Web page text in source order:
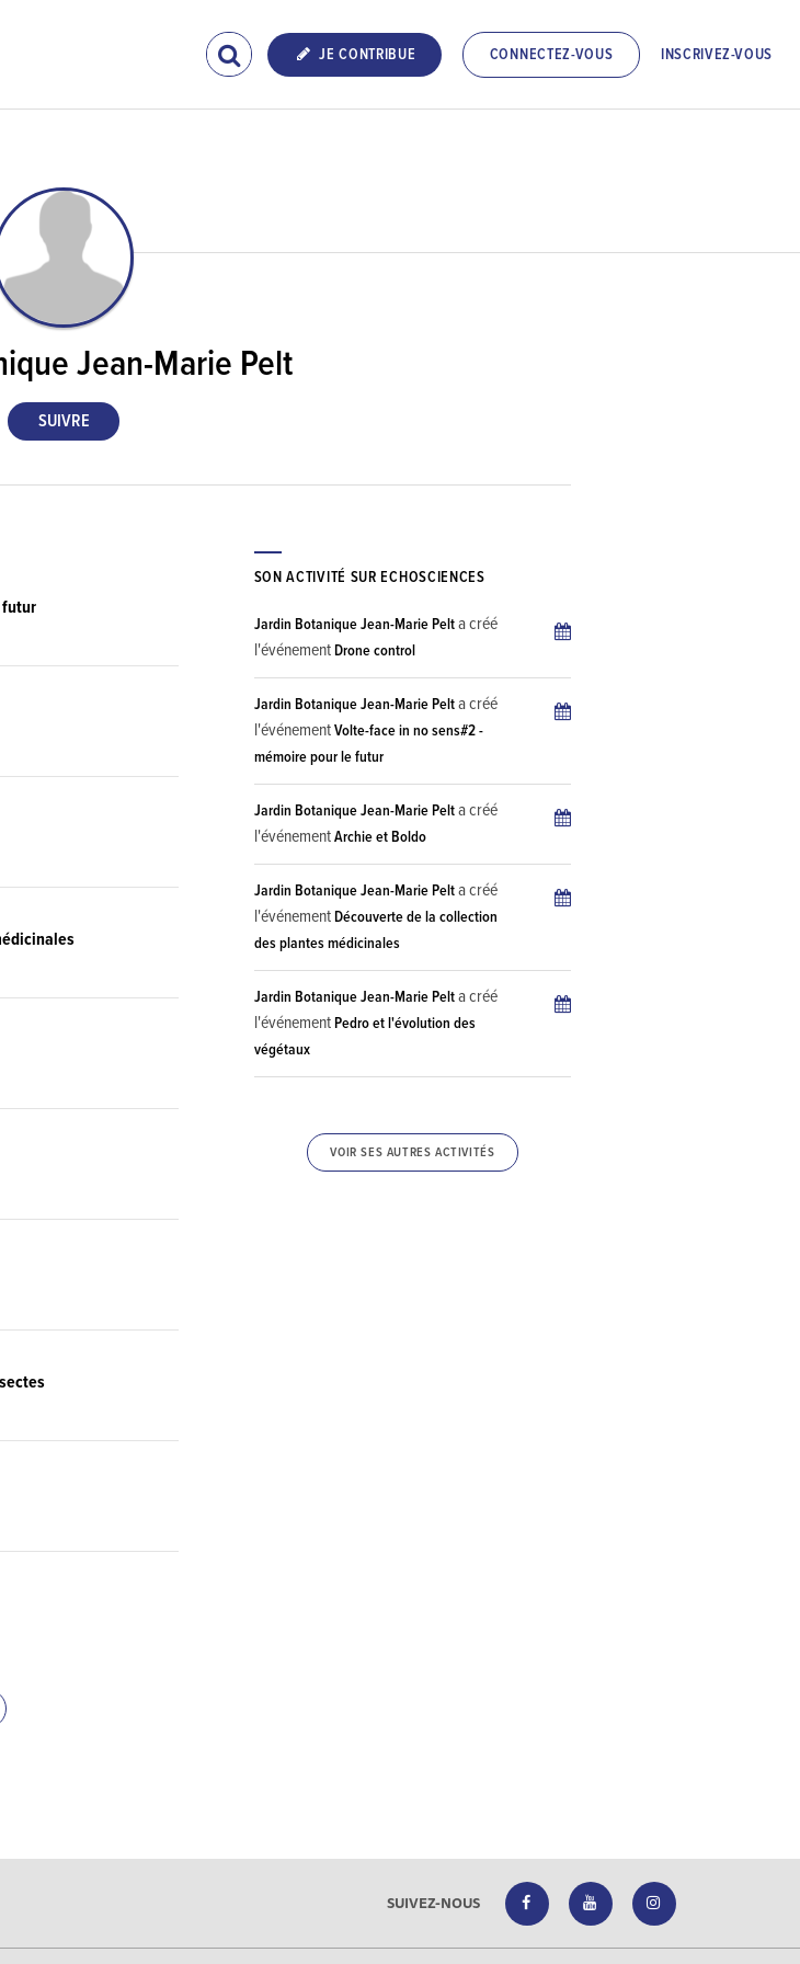
JE CONTRIBUE CONNECTEZ-VOUS INSCRIVEZ-VOUS
Jean-Marie Pelt
futur
SON ACTIVITÉ SUR ECHOSCIENCES
Jardin Botanique Jean-Marie Pelta créé
l'événementDrone control
Jardin Botanique Jean-Marie Pelta créé
l'événementVolte-face in no sens#2 -
mémoire pour le futur
Jardin Botanique Jean-Marie Pelta créé
l'événementArchie et Boldo
Jardin Botanique Jean-Marie Pelta créé
l'événementDécouverte de la collection
des plantes médicinales
Jardin Botanique Jean-Marie Pelta créé
l'événementPedro et l'évolution des
végétaux
VOIR SES AUTRES ACTIVITÉS
SUIVEZ-NOUS